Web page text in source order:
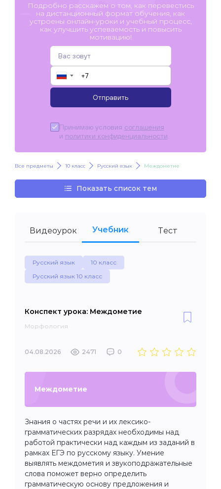
Подробно расскажем о том, как перевестись
на дистанционный формат обучения, как
устроены онлайн-уроки и учебный процесс,
как улучшить успеваемость и повысить
мотивацию!
▼
Отправить
Принимаю условия соглашения
и политики конфиденциальности
Все предметы 10 класс Русский язык Междометие
Показать список тем
Видеоурок Учебник Тест
Русский язык
10 класс
Русский язык 10 класс
Конспект урока: Междометие
Морфология
04.08.2026 2471 0
Междометие
Знания о частях речи и их лексико-
грамматических разрядах необходимы над
работой практически над каждым из заданий в
рамках ЕГЭ по русскому языку. Умение
выявлять междометия и звукоподражательные
слова поможет верно определить
грамматическую основу предложения и